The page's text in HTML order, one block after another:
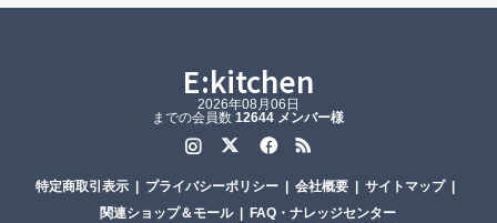
E:kitchen
2026年08月06日
までの会員数12644 メンバー様
FacebookRSS
特定商取引表示 プライバシーポリシー 会社概要
サイトマップ
関連ショップ＆モール
FAQ・ナレッジセンター